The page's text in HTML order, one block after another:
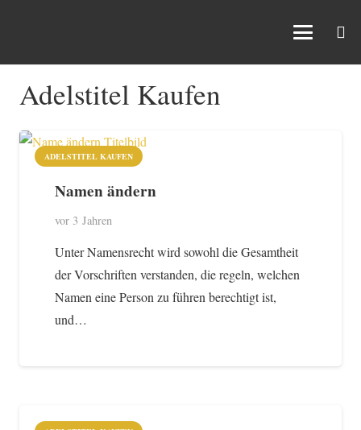
Adelstitel Kaufen
ADELSTITEL KAUFEN
Namen ändern
vor 3 Jahren
Unter Namensrecht wird sowohl die Gesamtheit
der Vorschriften verstanden, die regeln, welchen
Namen eine Person zu führen berechtigt ist,
und…